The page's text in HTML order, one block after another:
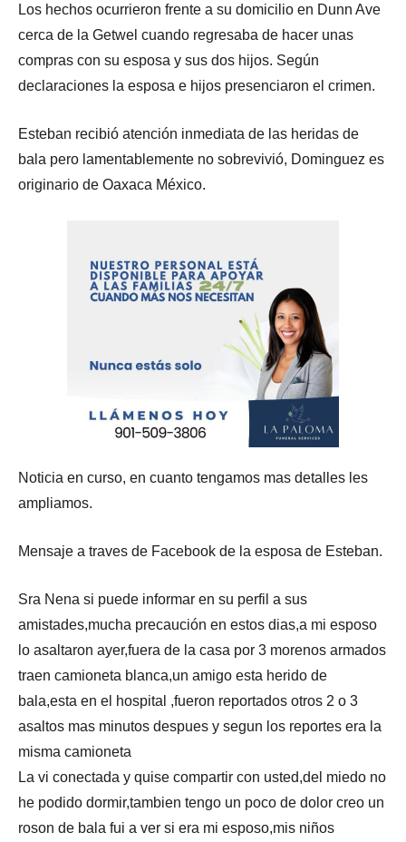
Los hechos ocurrieron frente a su domicilio en Dunn Ave
cerca de la Getwel cuando regresaba de hacer unas
compras con su esposa y sus dos hijos. Según
declaraciones la esposa e hijos presenciaron el crimen.
Esteban recibió atención inmediata de las heridas de
bala pero lamentablemente no sobrevivió, Dominguez es
originario de Oaxaca México.
Noticia en curso, en cuanto tengamos mas detalles les
ampliamos.
Mensaje a traves de Facebook de la esposa de Esteban.
Sra Nena si puede informar en su perfil a sus
amistades,mucha precaución en estos dias,a mi esposo
lo asaltaron ayer,fuera de la casa por 3 morenos armados
traen camioneta blanca,un amigo esta herido de
bala,esta en el hospital ,fueron reportados otros 2 o 3
asaltos mas minutos despues y segun los reportes era la
misma camioneta
La vi conectada y quise compartir con usted,del miedo no
he podido dormir,tambien tengo un poco de dolor creo un
roson de bala fui a ver si era mi esposo,mis niños